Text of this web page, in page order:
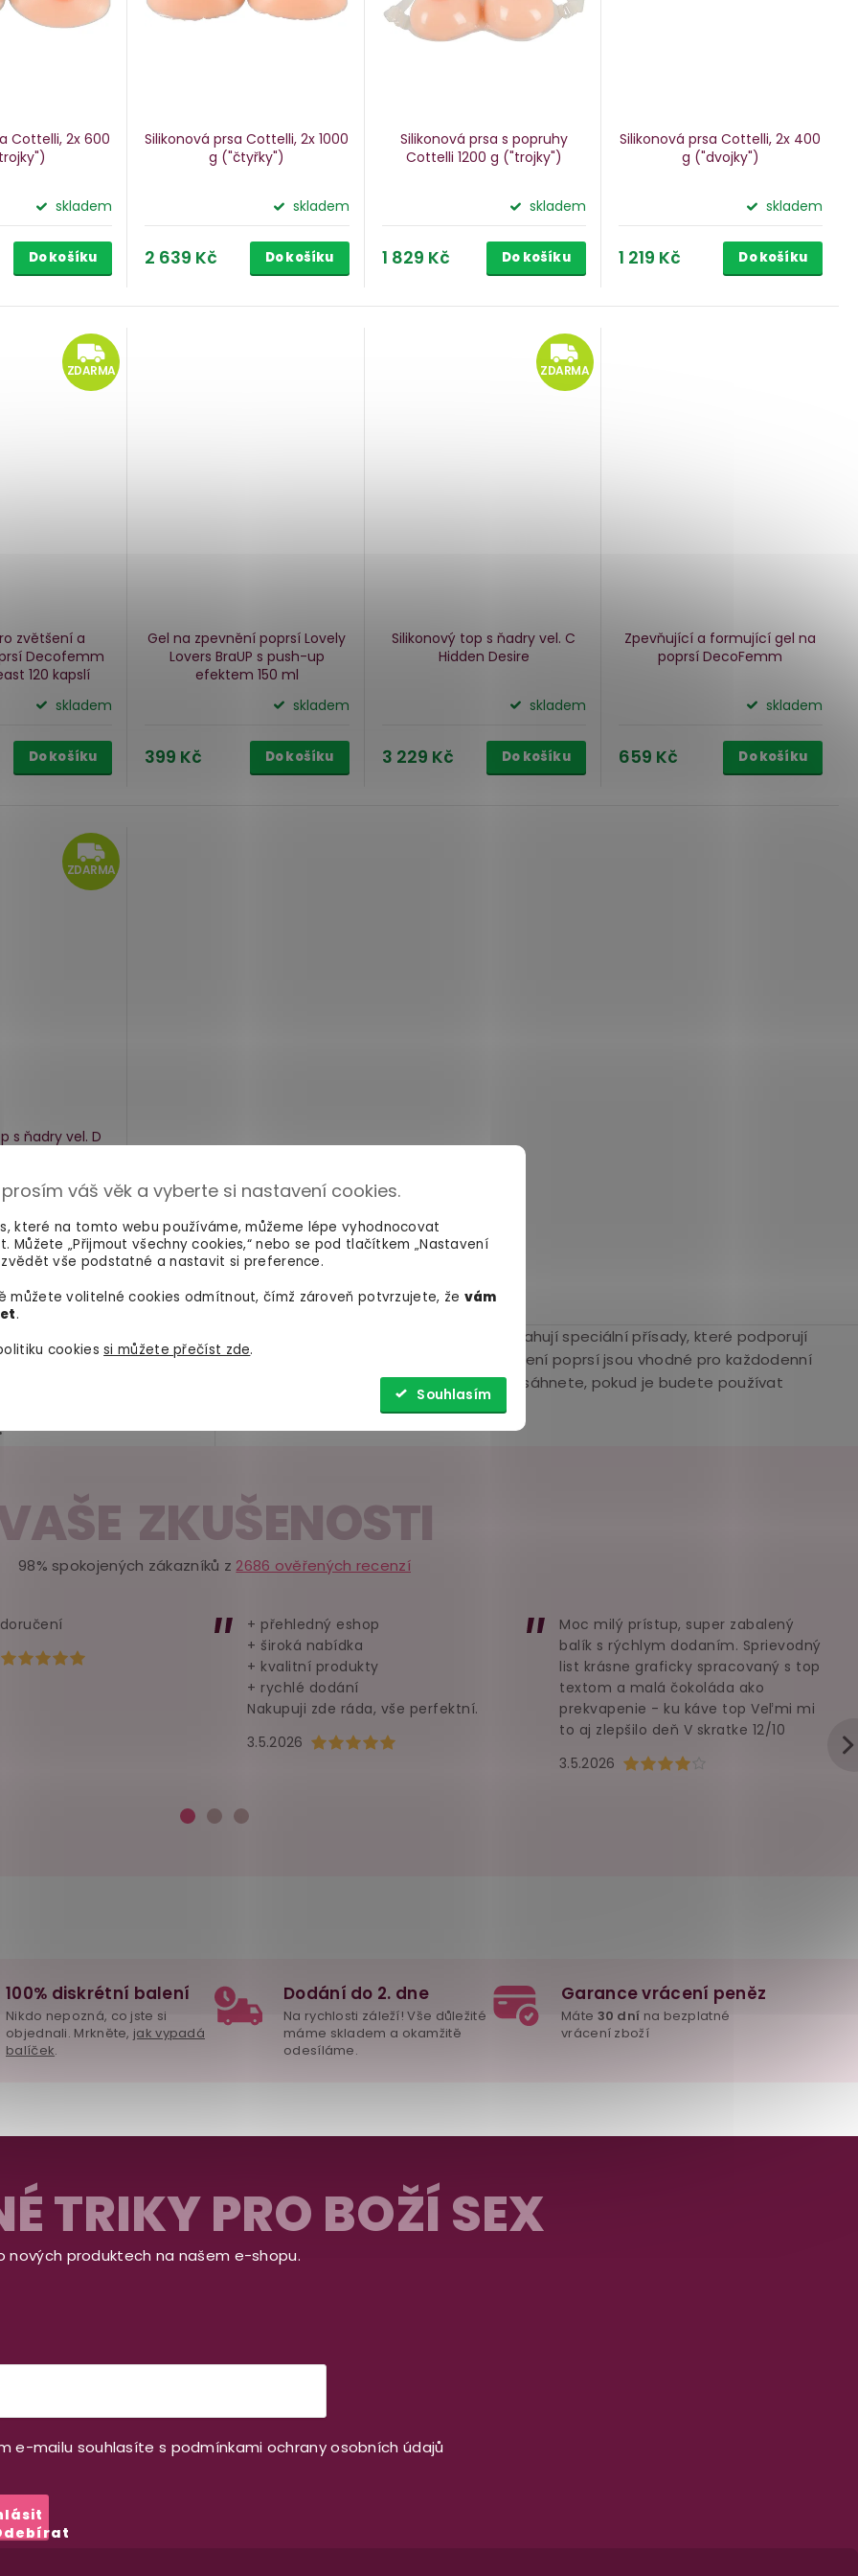
váš věk a vyberte si nastavení cookies.
které na tomto webu používáme, můžeme lépe vyhodnocovat
Můžete „Přijmout všechny cookies,“ nebo se pod tlačítkem „Nastavení
vše podstatné a nastavit si preference.
můžete volitelné cookies odmítnout, čímž zároveň potvrzujete, že vám
.
cookiessi můžete přečíst zde.
Souhlasím
Cottelli, 2x 600
skladem
Do košíku
Silikonová prsa Cottelli, 2x 1000
g ("čtyřky")
skladem
2 639 Kč Do košíku
Silikonová prsa s popruhy
Cottelli 1200 g ("trojky")
skladem
1 829 Kč Do košíku
Silikonová prsa Cottelli, 2x 400
g ("dvojky")
skladem
1 219 Kč Do košíku
ZDARMA
ZDARMA
zvětšení a
Decofemm
120 kapslí
skladem
Do košíku
Gel na zpevnění poprsí Lovely
Lovers BraUP s push-up
efektem 150 ml
skladem
399 Kč Do košíku
ZDARMA
ZDARMA
Silikonový top s ňadry vel. C
Hidden Desire
skladem
3 229 Kč Do košíku
Zpevňující a formující gel na
poprsí DecoFemm
skladem
659 Kč Do košíku
ZDARMA
ZDARMA
s ňadry vel. D
skladem
Do košíku
a stimulují jejich růst.
Tablety a krémy na zvětšení prsou obsahují speciální přísady, které podporují
růst a zpevnění ňader. Krémy pro zvětšení poprsí jsou vhodné pro každodenní
použití a nejlepšího účinku většinou dosáhnete, pokud je budete používat
ZKUŠENOSTI
98% spokojených zákazníků z2686 ověřených recenzí
Hodnocení obchodu je 5 z 5 hvězdiček.
Hodnocení obchodu je 5 z 5 hvězdiček.
3.5.2026
+ přehledný eshop
+ široká nabídka
+ kvalitní produkty
+ rychlé dodání
Nakupuji zde ráda, vše perfektní.
Hodnocení obchodu je 4 z 5
3.5.2026
Moc milý prístup, super zabalený
balík s rýchlym dodaním. Sprievodný
list krásne graficky spracovaný s top
textom a malá čokoláda ako
prekvapenie - ku káve top Veľmi mi
to aj zlepšilo deň V skratke 12/10
100% diskrétní balení
Nikdo nepozná, co jste si
objednali. Mrkněte, jak vypadá
balíček.
Dodání do 2. dne
Na rychlosti záleží! Vše důležité
máme skladem a okamžitě
odesíláme.
Garance vrácení peněz
Máte 30 dní na bezplatné
vrácení zboží
TRIKY PRO BOŽÍ SEX
produktech na našem e-shopu.
e-mailu souhlasíte s podmínkami ochrany osobních údajů